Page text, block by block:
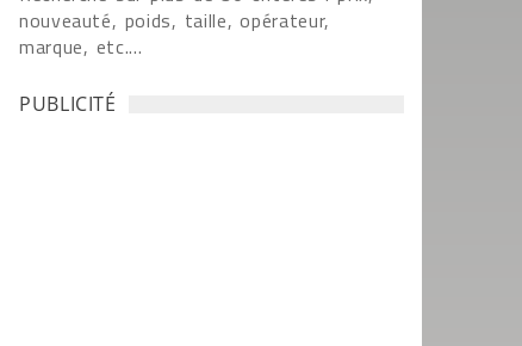
nouveauté, poids, taille, opérateur,
marque, etc....
PUBLICITÉ